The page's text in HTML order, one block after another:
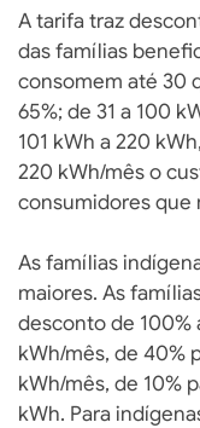
A tarifa traz
das famílias
consomem até 30
65%; de 31 a 100
101 kWh a 220
220 kWh/mês o
consumidores que
As famílias
maiores. As
desconto de
kWh/mês, de 40%
kWh/mês, de 10%
kWh. Para